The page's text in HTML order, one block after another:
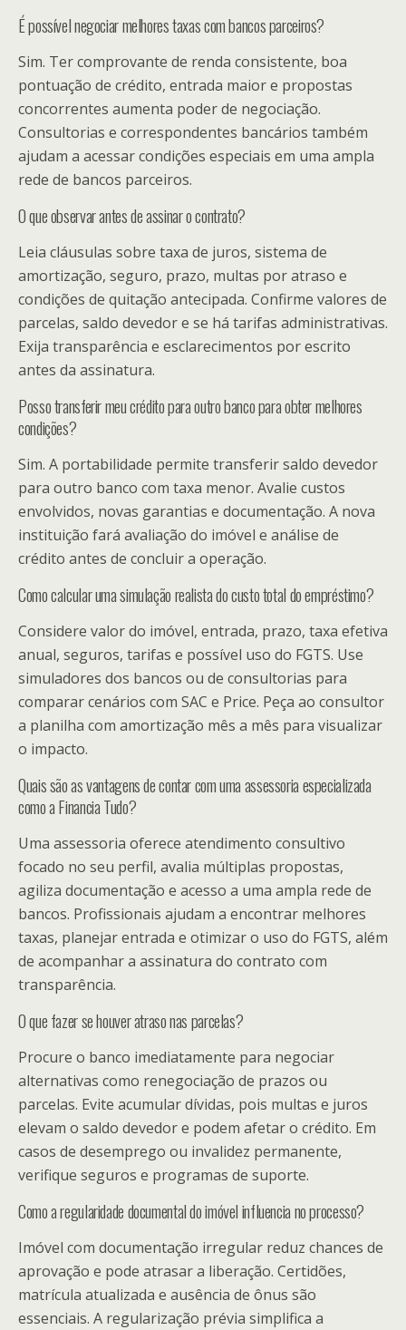
É possível negociar melhores taxas com bancos parceiros?
Sim. Ter comprovante de renda consistente, boa
pontuação de crédito, entrada maior e propostas
concorrentes aumenta poder de negociação.
Consultorias e correspondentes bancários também
ajudam a acessar condições especiais em uma ampla
rede de bancos parceiros.
O que observar antes de assinar o contrato?
Leia cláusulas sobre taxa de juros, sistema de
amortização, seguro, prazo, multas por atraso e
condições de quitação antecipada. Confirme valores de
parcelas, saldo devedor e se há tarifas administrativas.
Exija transparência e esclarecimentos por escrito
antes da assinatura.
Posso transferir meu crédito para outro banco para obter melhores
condições?
Sim. A portabilidade permite transferir saldo devedor
para outro banco com taxa menor. Avalie custos
envolvidos, novas garantias e documentação. A nova
instituição fará avaliação do imóvel e análise de
crédito antes de concluir a operação.
Como calcular uma simulação realista do custo total do empréstimo?
Considere valor do imóvel, entrada, prazo, taxa efetiva
anual, seguros, tarifas e possível uso do FGTS. Use
simuladores dos bancos ou de consultorias para
comparar cenários com SAC e Price. Peça ao consultor
a planilha com amortização mês a mês para visualizar
o impacto.
Quais são as vantagens de contar com uma assessoria especializada
como a Financia Tudo?
Uma assessoria oferece atendimento consultivo
focado no seu perfil, avalia múltiplas propostas,
agiliza documentação e acesso a uma ampla rede de
bancos. Profissionais ajudam a encontrar melhores
taxas, planejar entrada e otimizar o uso do FGTS, além
de acompanhar a assinatura do contrato com
transparência.
O que fazer se houver atraso nas parcelas?
Procure o banco imediatamente para negociar
alternativas como renegociação de prazos ou
parcelas. Evite acumular dívidas, pois multas e juros
elevam o saldo devedor e podem afetar o crédito. Em
casos de desemprego ou invalidez permanente,
verifique seguros e programas de suporte.
Como a regularidade documental do imóvel influencia no processo?
Imóvel com documentação irregular reduz chances de
aprovação e pode atrasar a liberação. Certidões,
matrícula atualizada e ausência de ônus são
essenciais. A regularização prévia simplifica a